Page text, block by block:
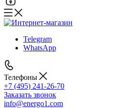
Telegram
WhatsApp
Телефоны
+7 (495) 241-26-70
Заказать звонок
info@energo1.com